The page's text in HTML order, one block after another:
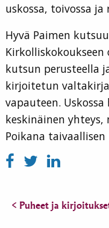
uskossa, toivossa ja
Hyvä Paimen
kutsun perusteella
kirjoitetun
vapauteen.
keskinäinen
Poikana taivaallisen
< Puheet ja